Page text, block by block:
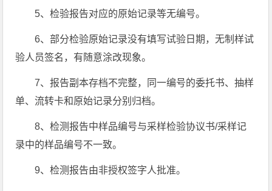
5、检验报告对应的原始记录等无编号。
6、部分检验原始记录没有填写试验日期，无制样试
验人员签名，有随意涂改现象。
7、报告副本存档不完整，同一编号的委托书、抽样
单、流转卡和原始记录分别归档。
8、检测报告中样品编号与采样检验协议书/采样记
录中的样品编号不一致。
9、检测报告由非授权签字人批准。